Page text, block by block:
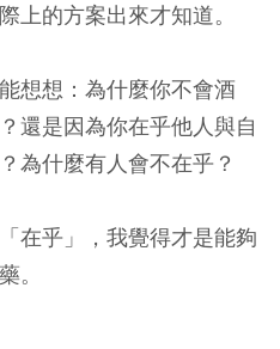
上的方案出來才知道。
想想：為什麼你不會酒
還是因為你在乎他人與自
為什麼有人會不在乎？
在乎」，我覺得才是能夠
。